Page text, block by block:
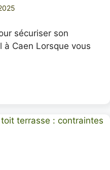
sécuriser son
Caen Lorsque vous